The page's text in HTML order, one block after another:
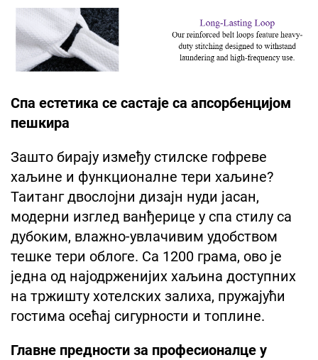
Спа естетика се састаје са апсорбенцијом
пешкира
Зашто бирају између стилске гофреве
хаљине и функционалне тери хаљине?
Таитанг двослојни дизајн нуди јасан,
модерни изглед ванђерице у спа стилу са
дубоким, влажно-увлачивим удобством
тешке тери облоге. Са 1200 грама, ово је
једна од најодрженијих хаљина доступних
на тржишту хотелских залиха, пружајући
гостима осећај сигурности и топлине.
Главне предности за професионалце у